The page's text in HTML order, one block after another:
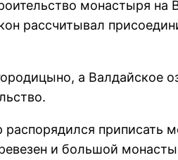
монастыря на
рассчитывал
а Валдайское
приписать
и большой